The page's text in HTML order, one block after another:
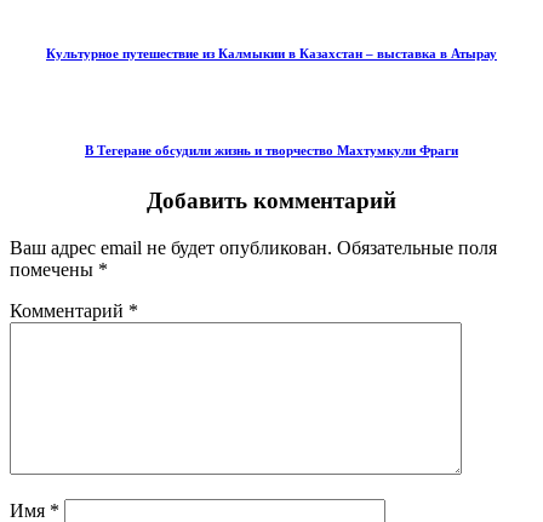
Культурное путешествие из Калмыкии в Казахстан – выставка в Атырау
В Тегеране обсудили жизнь и творчество Махтумкули Фраги
Добавить комментарий
Ваш адрес email не будет опубликован. Обязательные поля
помечены *
Комментарий *
Имя *